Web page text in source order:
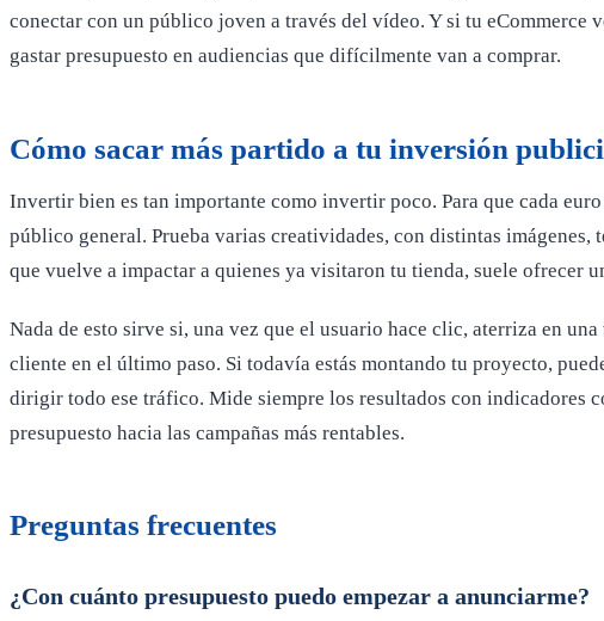
conectar con un público joven a través del vídeo. Y si tu
gastar presupuesto en audiencias que difícilmente van a comprar.
Cómo sacar más partido a tu inversión
Invertir bien es tan importante como invertir poco. Para que cada
público general. Prueba varias creatividades, con distintas
que vuelve a impactar a quienes ya visitaron tu tienda, suele ofrecer
Nada de esto sirve si, una vez que el usuario hace clic, aterriza en
cliente en el último paso. Si todavía estás montando tu proyecto,
dirigir todo ese tráfico. Mide siempre los resultados con indicadores
presupuesto hacia las campañas más rentables.
Preguntas frecuentes
¿Con cuánto presupuesto puedo empezar a anunciarme?